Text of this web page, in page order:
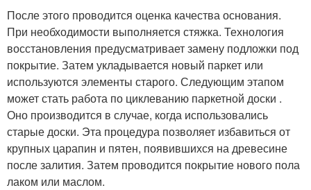
После этого проводится оценка качества основания.
При необходимости выполняется стяжка. Технология
восстановления предусматривает замену подложки под
покрытие. Затем укладывается новый паркет или
используются элементы старого. Следующим этапом
может стать работа по циклеванию паркетной доски .
Оно производится в случае, когда использовались
старые доски. Эта процедура позволяет избавиться от
крупных царапин и пятен, появившихся на древесине
после залития. Затем проводится покрытие нового пола
лаком или маслом.